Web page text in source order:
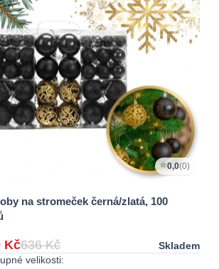
0,0(0)
na stromeček černá/zlatá, 100
Kč636 Kč
Skladem
velikosti: